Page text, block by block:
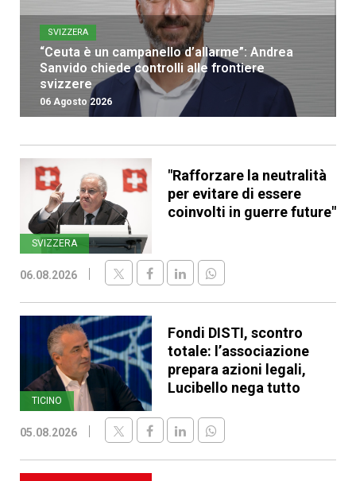
SVIZZERA
“Ceuta è un campanello d’allarme”: Andrea
Sanvido chiede controlli alle frontiere
svizzere
06 Agosto 2026
SVIZZERA
"Rafforzare la neutralità
per evitare di essere
coinvolti in guerre future"
06.08.2026
TICINO
Fondi DISTI, scontro
totale: l’associazione
prepara azioni legali,
Lucibello nega tutto
05.08.2026